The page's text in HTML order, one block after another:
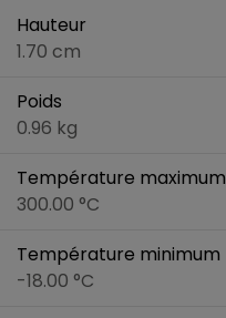
Hauteur
1.70 cm
Poids
0.96 kg
Température maximum
300.00 °C
Température minimum
-18.00 °C